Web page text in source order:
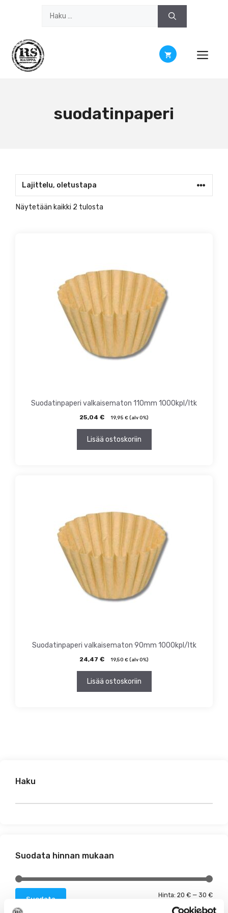
suodatinpaperi
Näytetään kaikki 2 tulosta
Suodatinpaperi valkaisematon 110mm 1000kpl/ltk
25,04 € 19,95 € (alv 0%)
Lisää ostoskoriin
Suodatinpaperi valkaisematon 90mm 1000kpl/ltk
24,47 € 19,50 € (alv 0%)
Lisää ostoskoriin
Haku
Suodata hinnan mukaan
Suodata Hinta: 20 € — 30 €